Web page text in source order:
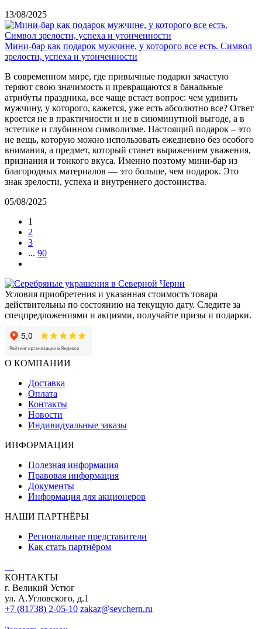
13/08/2025
Мини-бар как подарок мужчине, у которого все есть. Символ
зрелости, успеха и утонченности
В современном мире, где привычные подарки зачастую
теряют свою значимость и превращаются в банальные
атрибуты праздника, все чаще встает вопрос: чем удивить
мужчину, у которого, кажется, уже есть абсолютно все? Ответ
кроется не в практичности и не в сиюминутной выгоде, а в
эстетике и глубинном символизме. Настоящий подарок – это
не вещь, которую можно использовать ежедневно без особого
внимания, а предмет, который станет выражением уважения,
признания и тонкого вкуса. Именно поэтому мини-бар из
благородных материалов — это больше, чем подарок. Это
знак зрелости, успеха и внутреннего достоинства.
05/08/2025
1
2
3
... 90
Условия приобретения и указанная стоимость товара
действительны по состоянию на текущую дату. Следите за
спецпредложениями и акциями, получайте призы и подарки.
О КОМПАНИИ
Доставка
Оплата
Контакты
Новости
Индивидуальные заказы
ИНФОРМАЦИЯ
Полезная информация
Правовая информация
Документы
Информация для акционеров
НАШИ ПАРТНЁРЫ
Региональные представители
Как стать партнёром
КОНТАКТЫ
г. Великий Устюг
ул. А.Угловского, д.1
+7 (81738) 2-05-10 zakaz@sevchern.ru